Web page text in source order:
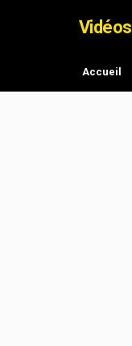
Vidéos
Accueil